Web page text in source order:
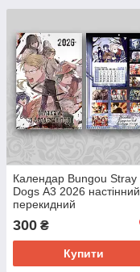
Календар Bungou Stray
Dogs А3 2026 настінний
перекидний
300 ₴
Купити